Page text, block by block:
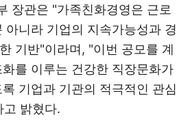
장관은 "가족친화경영은 근로
아니라 기업의 지속가능성과 경
기반"이라며, "이번 공모를 계
를 이루는 건강한 직장문화가
기업과 기관의 적극적인 관심
고 밝혔다.